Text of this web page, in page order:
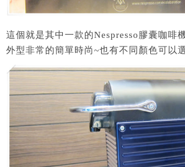
這個就是其中一款的Nespresso膠囊咖啡
外型非常的簡單時尚~也有不同顏色可以